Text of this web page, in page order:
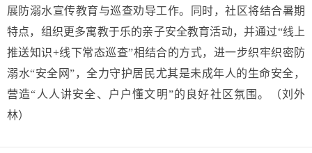
展防溺水宣传教育与巡查劝导工作。同时，社区将结合暑期
特点，组织更多寓教于乐的亲子安全教育活动，并通过“线上
推送知识+线下常态巡查”相结合的方式，进一步织牢织密防
溺水“安全网”，全力守护居民尤其是未成年人的生命安全，
营造“人人讲安全、户户懂文明”的良好社区氛围。（刘外
林）